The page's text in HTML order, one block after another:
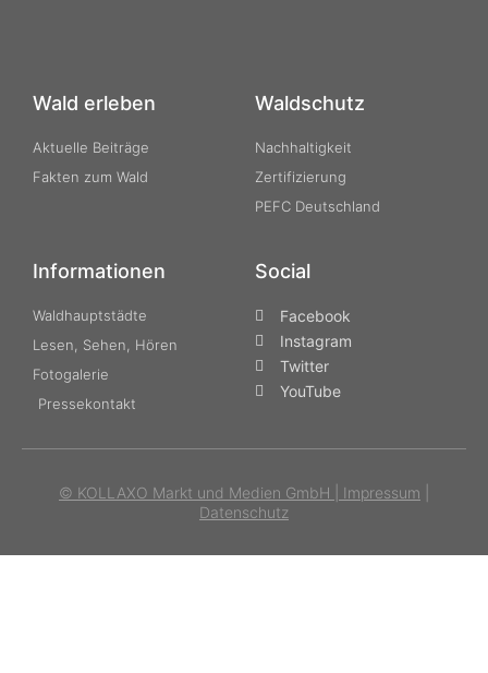
Wald erleben
Aktuelle Beiträge
Fakten zum Wald
Waldschutz
Nachhaltigkeit
Zertifizierung
PEFC Deutschland
Informationen
Waldhauptstädte
Lesen, Sehen, Hören
Fotogalerie
Pressekontakt
Social
Facebook
Instagram
Twitter
YouTube
© KOLLAXO Markt und Medien GmbH | Impressum
Datenschutz